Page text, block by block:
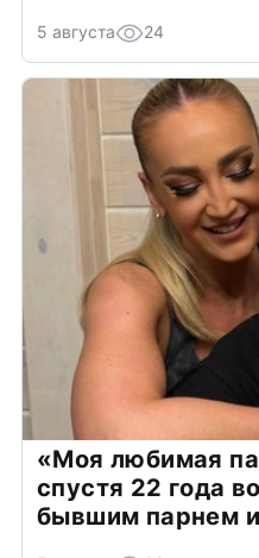
5 августа 24
«Моя любимая
спустя 22 года
бывшим парнем